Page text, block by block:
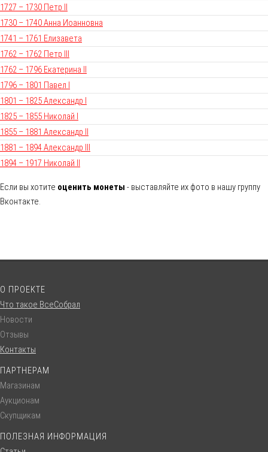
1727 – 1730 Петр II
1730 – 1740 Анна Иоанновна
1741 – 1761 Елизавета
1762 – 1762 Петр III
1762 – 1796 Екатерина II
1796 – 1801 Павел I
1801 – 1825 Александр I
1825 – 1855 Николай I
1855 – 1881 Александр II
1881 – 1894 Александр III
1894 – 1917 Николай II
Если вы хотите оценить монеты - выставляйте их фото в нашу группу
Вконтакте.
О ПРОЕКТЕ
Что такое ВсеСобрал
Новости
Отзывы
Контакты
ПАРТНЕРАМ
Магазинам
Аукционам
Скупщикам
ПОЛЕЗНАЯ ИНФОРМАЦИЯ